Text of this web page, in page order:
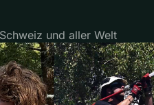
und aller Welt